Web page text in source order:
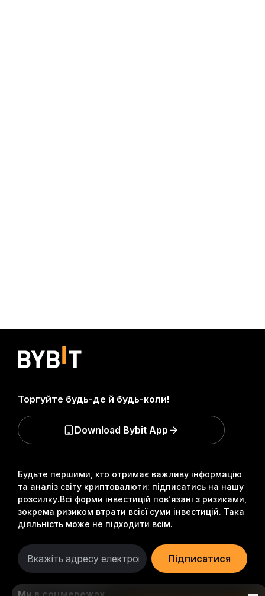
Будьте першими, хто отримає важливу інформацію
та аналіз світу криптовалюти: підписатись на нашу
розсилку.Всі форми інвестицій пов’язані з ризиками,
зокрема ризиком втрати всієї суми інвестицій. Така
діяльність може не підходити всім.
Підписатися
Торгуйте будь-де й будь-коли!
Download Bybit App